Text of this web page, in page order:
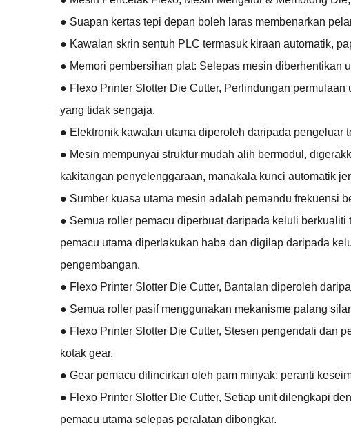
● Suapan kertas tepi depan boleh laras membenarkan
● Kawalan skrin sentuh PLC termasuk kiraan automatik,
● Memori pembersihan plat: Selepas mesin diberhentikan
● Flexo Printer Slotter Die Cutter, Perlindungan
yang tidak sengaja.
● Elektronik kawalan utama diperoleh daripada pengeluar
● Mesin mempunyai struktur mudah alih bermodul,
kakitangan penyelenggaraan, manakala kunci automatik
● Sumber kuasa utama mesin adalah pemandu frekuensi
● Semua roller pemacu diperbuat daripada keluli
pemacu utama diperlakukan haba dan digilap daripada
pengembangan.
● Flexo Printer Slotter Die Cutter, Bantalan diperoleh
● Semua roller pasif menggunakan mekanisme palang
● Flexo Printer Slotter Die Cutter, Stesen pengendali dan
kotak gear.
● Gear pemacu dilincirkan oleh pam minyak; peranti
● Flexo Printer Slotter Die Cutter, Setiap unit dilengkapi
pemacu utama selepas peralatan dibongkar.